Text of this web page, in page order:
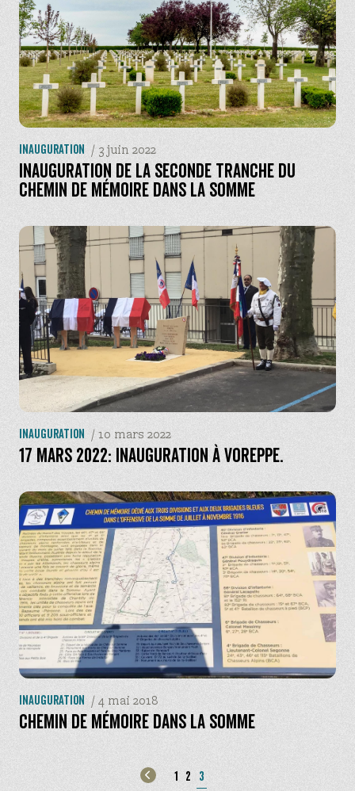
Entrez les termes recherchés et appuyez sur
entrée
Inauguration / 3 juin 2022
Inauguration de la seconde tranche du
chemin de mémoire dans la Somme
Inauguration /10 mars 2022
17 mars 2022: Inauguration à Voreppe.
Inauguration /4 mai 2018
Chemin de Mémoire dans la Somme
1 2 3